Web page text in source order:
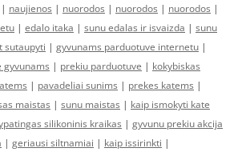
| naujienos | nuorodos | nuorodos | nuorodos |
| edalo itaka | sunu edalas ir isvaizda | sunu
sutaupyti | gyvunams parduotuve internetu |
| prekiu parduotuve | kokybiskas
| pavadeliai sunims | prekes katems |
maistas | sunu maistas | kaip ismokyti kate
silikoninis kraikas | gyvunu prekiu akcija
| geriausi siltnamiai | kaip issirinkti |